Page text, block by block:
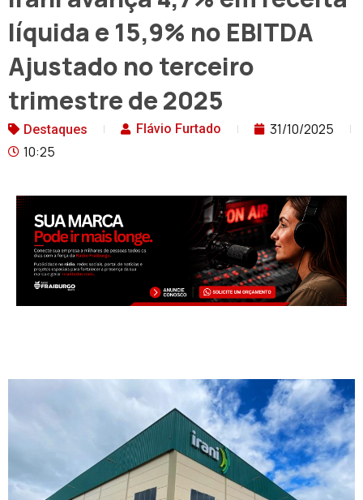
líquida e 15,9% no EBITDA
Ajustado no terceiro
trimestre de 2025
Destaques Flávio Furtado
31/10/2025
10:25